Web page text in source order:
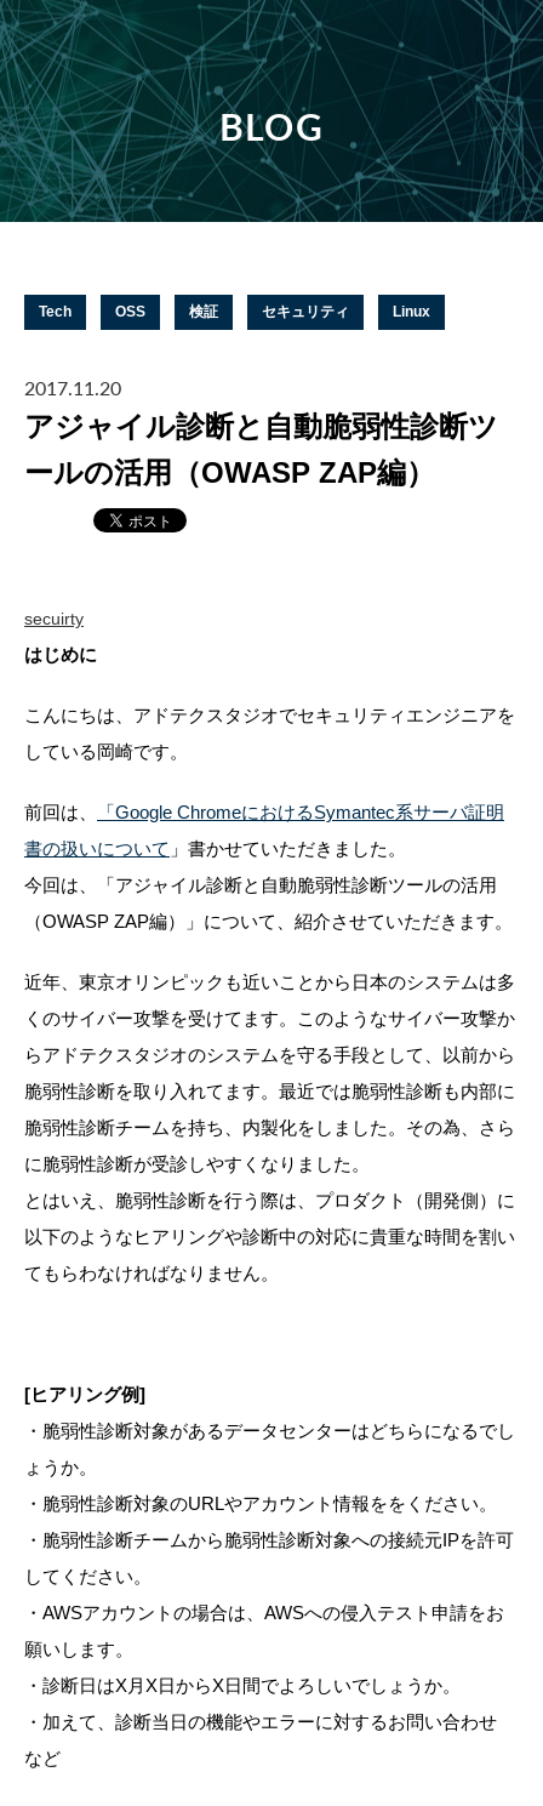
BLOG
Tech OSS 検証 セキュリティ Linux
2017.11.20
アジャイル診断と自動脆弱性診断ツ
ールの活用（OWASP ZAP編）
secuirty
はじめに
こんにちは、アドテクスタジオでセキュリティエンジニアを
している岡崎です。
前回は、
「Google ChromeにおけるSymantec系サーバ証明
書の扱いについて 」書かせていただきました。
今回は、「アジャイル診断と自動脆弱性診断ツールの活用
（OWASP ZAP編）」について、紹介させていただきます。
近年、東京オリンピックも近いことから日本のシステムは多
くのサイバー攻撃を受けてます。このようなサイバー攻撃か
らアドテクスタジオのシステムを守る手段として、以前から
脆弱性診断を取り入れてます。最近では脆弱性診断も内部に
脆弱性診断チームを持ち、内製化をしました。その為、さら
に脆弱性診断が受診しやすくなりました。
とはいえ、脆弱性診断を行う際は、プロダクト（開発側）に
以下のようなヒアリングや診断中の対応に貴重な時間を割い
てもらわなければなりません。
[ヒアリング例]
・脆弱性診断対象があるデータセンターはどちらになるでし
ょうか。
・脆弱性診断対象のURLやアカウント情報ををください。
・脆弱性診断チームから脆弱性診断対象への接続元IPを許可
してください。
・AWSアカウントの場合は、AWSへの侵入テスト申請をお
願いします。
・診断日はX月X日からX日間でよろしいでしょうか。
・加えて、診断当日の機能やエラーに対するお問い合わせ
など